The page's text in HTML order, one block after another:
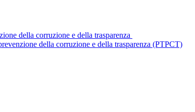
della corruzione e della trasparenza
della corruzione e della trasparenza (PTPCT)